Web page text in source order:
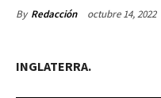
By Redacción octubre 14, 2022
INGLATERRA.